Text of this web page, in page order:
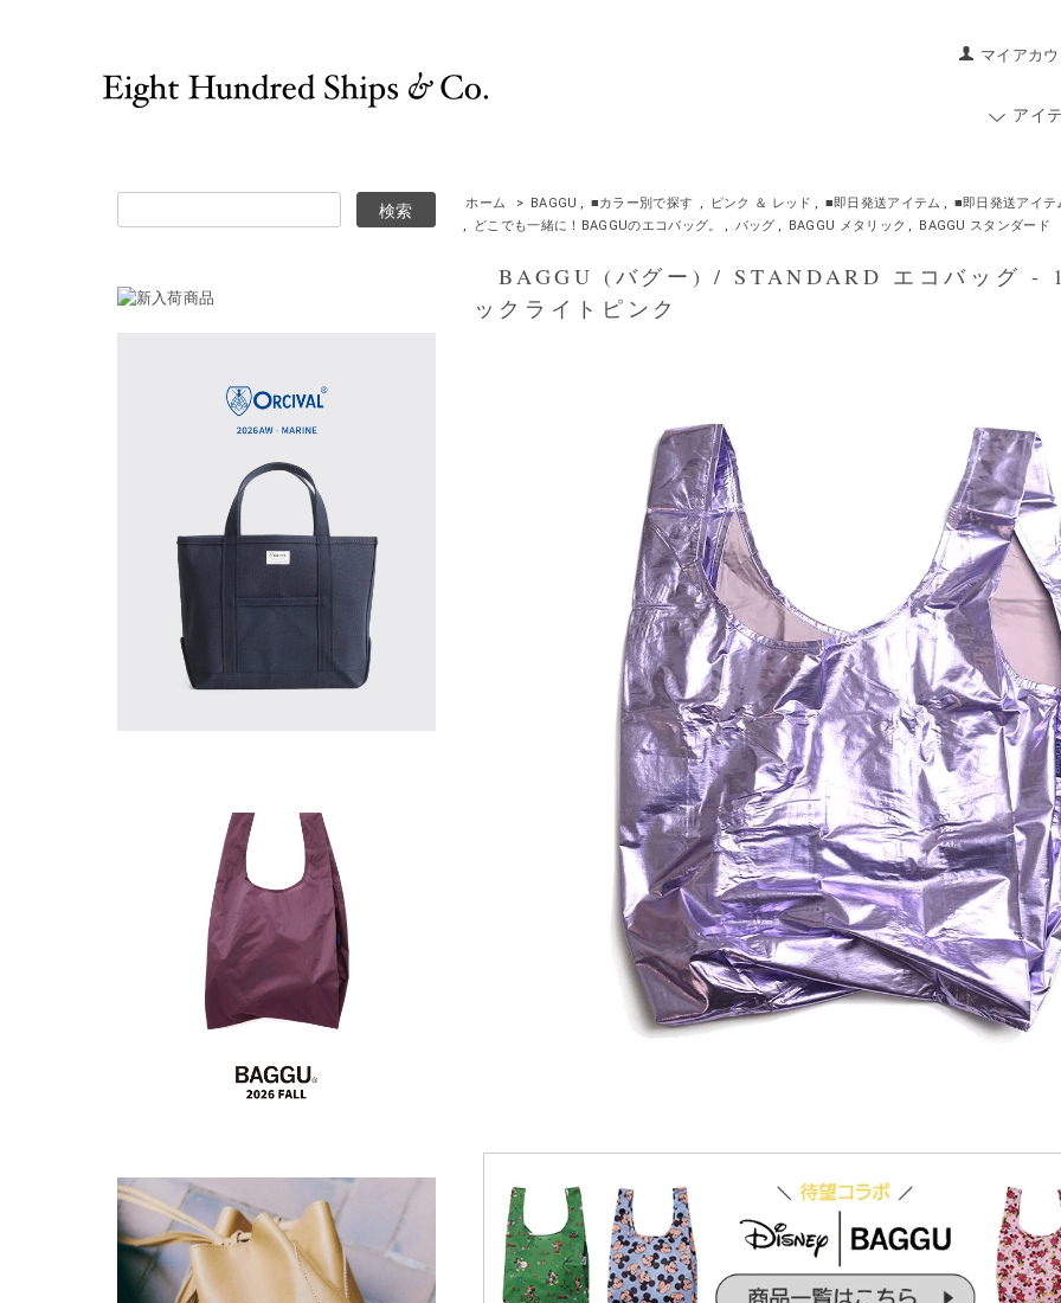
マイアカ
アイ
ホーム > BAGGU , ■カラー別で探す , ピンク ＆ レッド , ■即日発送アイテム , ■即日発送アイテ
,
どこでも一緒に！BAGGUのエコバッグ。 , バッグ , BAGGU メタリック , BAGGU スタンダード
BAGGU (バグー) / STANDARD エコバッグ -
ックライトピンク